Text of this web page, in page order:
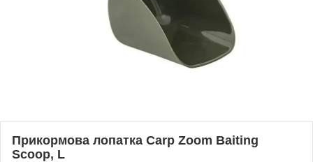
Прикормова лопатка Carp Zoom Baiting
Scoop, L